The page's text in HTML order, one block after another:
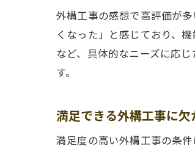
外構工事の感想で高評価が
くなった」と感じており、
など、具体的なニーズに応
す。
満足できる外構工事に
満足度の高い外構工事の条